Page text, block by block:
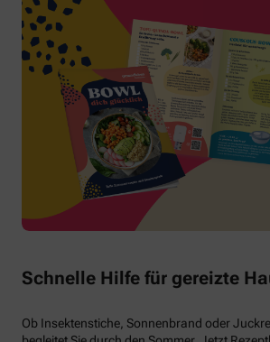
Schnelle Hilfe für gereizte
Ob Insektenstiche, Sonnenbrand oder